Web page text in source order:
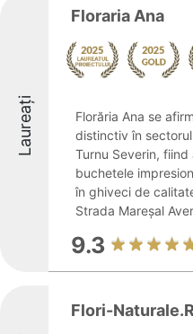
Laureați
Floraria Ana
Florăria Ana se
distinctiv în
Turnu Severin,
buchetele
în ghiveci de
Strada Mareșal
9.3
Flori-